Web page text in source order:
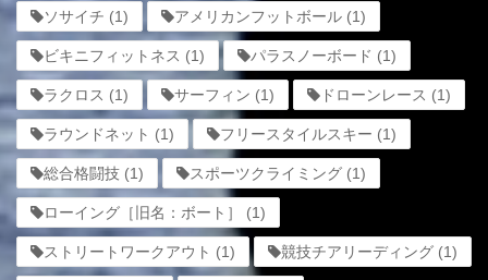
ソサイチ (1) アメリカンフットボール (1)
ビキニフィットネス (1) パラスノーボード (1)
ラクロス (1) サーフィン (1) ドローンレース (1)
ラウンドネット (1) フリースタイルスキー (1)
総合格闘技 (1) スポーツクライミング (1)
ローイング［旧名：ボート］ (1)
ストリートワークアウト (1) 競技チアリーディング (1)